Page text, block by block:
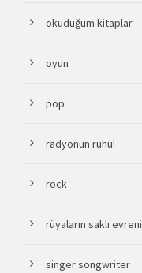
okuduğum kitaplar
oyun
pop
radyonun ruhu!
rock
rüyaların saklı evreni
singer songwriter